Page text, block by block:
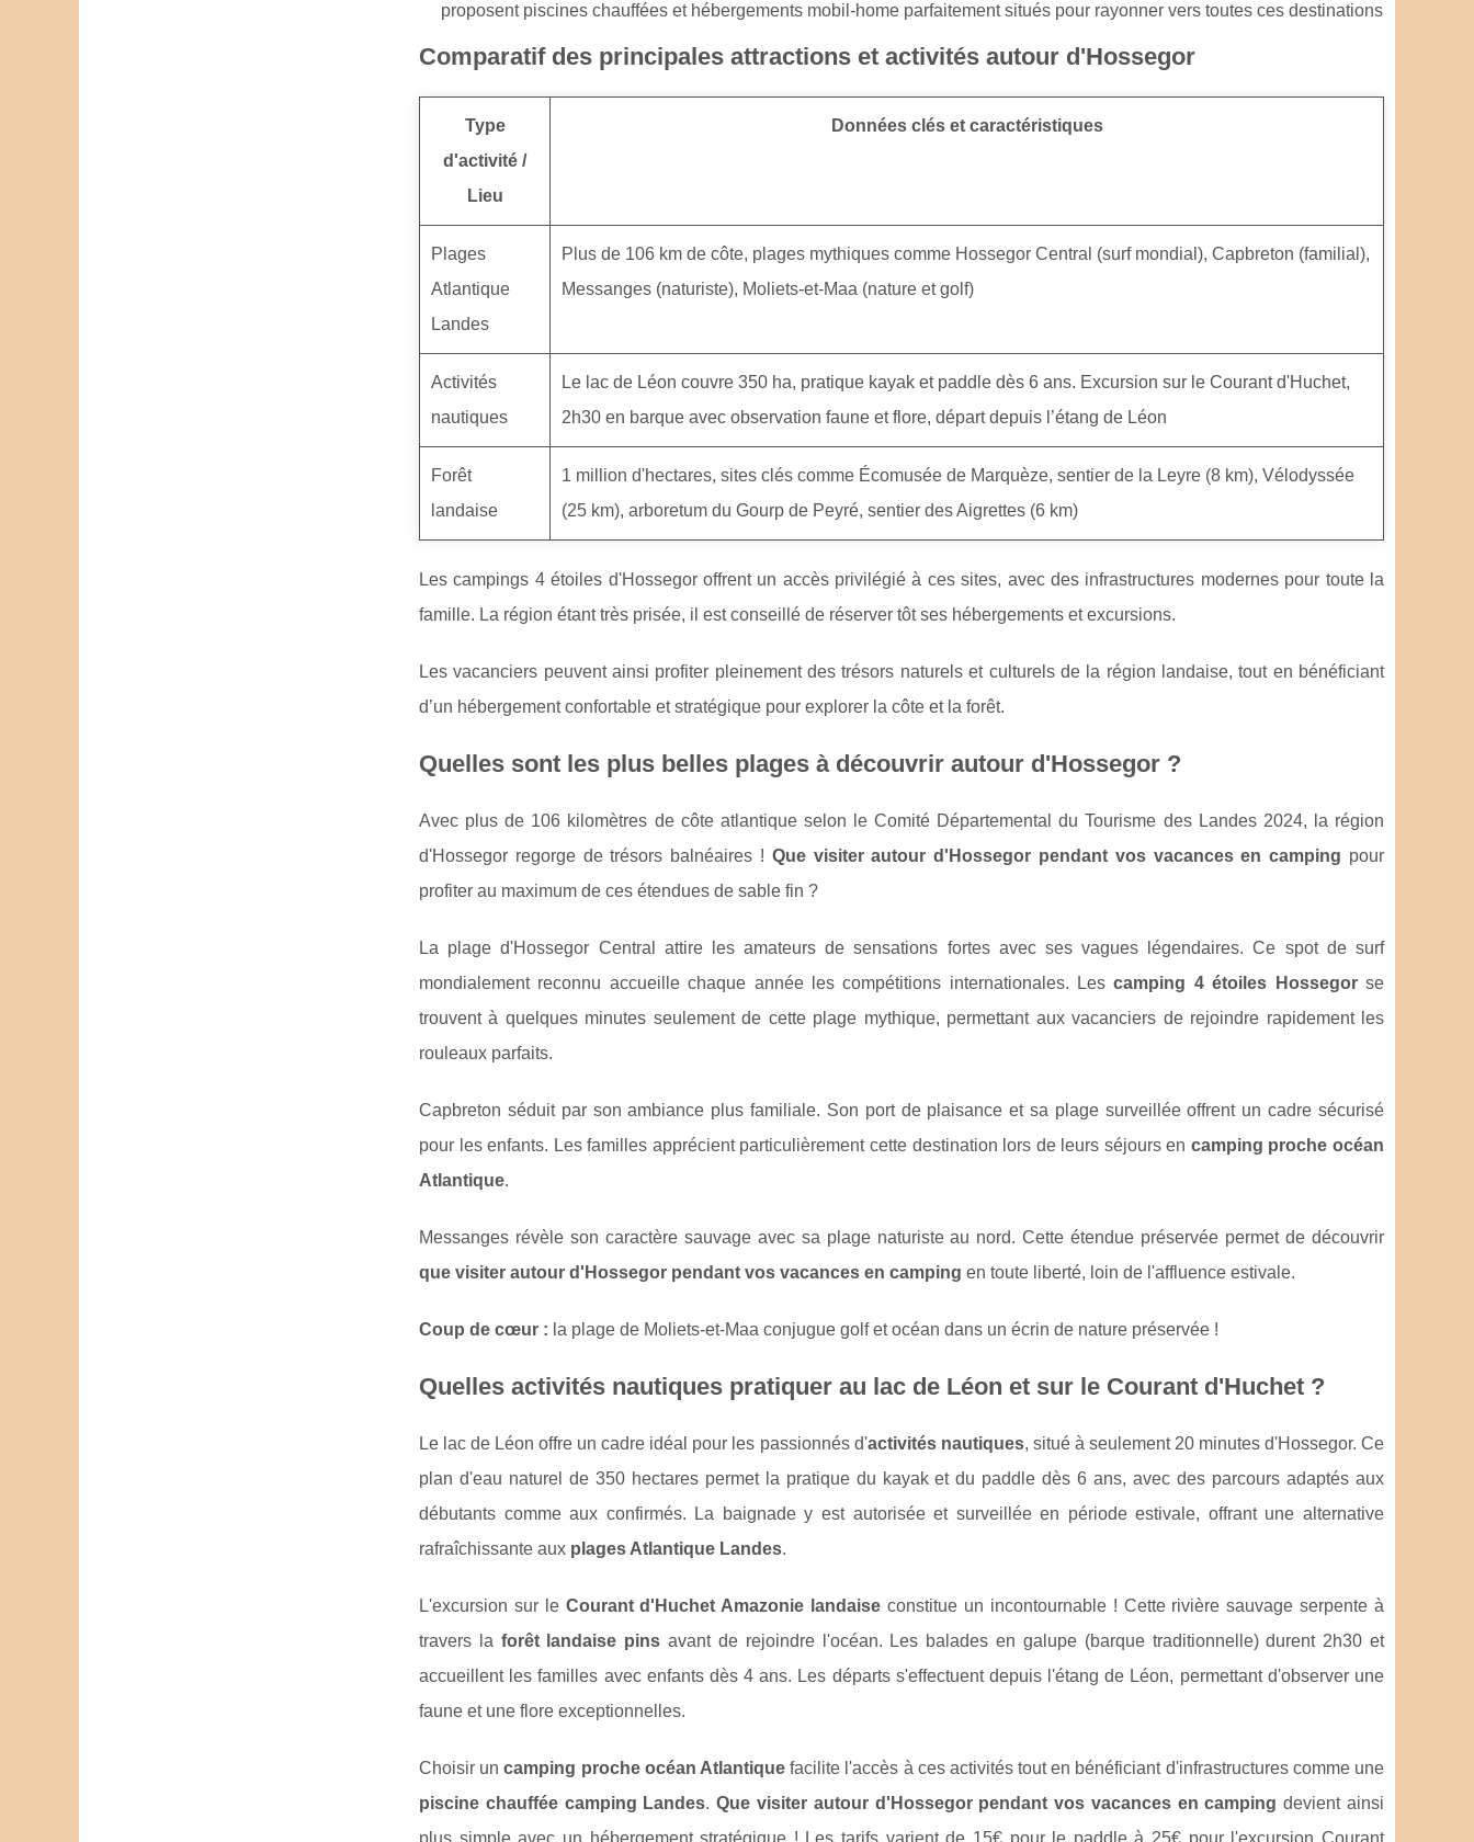
proposent piscines chauffées et hébergements mobil-home parfaitement situés pour rayonner vers toutes ces destinations
Comparatif des principales attractions et activités autour d'Hossegor
Type
d'activité /
Lieu
Données clés et caractéristiques
Plages
Atlantique
Landes
Plus de 106 km de côte, plages mythiques comme Hossegor Central (surf mondial), Capbreton (familial),
Messanges (naturiste), Moliets-et-Maa (nature et golf)
Activités
nautiques
Le lac de Léon couvre 350 ha, pratique kayak et paddle dès 6 ans. Excursion sur le Courant d'Huchet,
2h30 en barque avec observation faune et flore, départ depuis l’étang de Léon
Forêt
landaise
1 million d'hectares, sites clés comme Écomusée de Marquèze, sentier de la Leyre (8 km), Vélodyssée
(25 km), arboretum du Gourp de Peyré, sentier des Aigrettes (6 km)
Les campings 4 étoiles d'Hossegor offrent un accès privilégié à ces sites, avec des infrastructures modernes pour toute la
famille. La région étant très prisée, il est conseillé de réserver tôt ses hébergements et excursions.
Les vacanciers peuvent ainsi profiter pleinement des trésors naturels et culturels de la région landaise, tout en bénéficiant
d’un hébergement confortable et stratégique pour explorer la côte et la forêt.
Quelles sont les plus belles plages à découvrir autour d'Hossegor ?
Avec plus de 106 kilomètres de côte atlantique selon le Comité Départemental du Tourisme des Landes 2024, la région
d'Hossegor regorge de trésors balnéaires ! Que visiter autour d'Hossegor pendant vos vacances en camping pour
profiter au maximum de ces étendues de sable fin ?
La plage d'Hossegor Central attire les amateurs de sensations fortes avec ses vagues légendaires. Ce spot de surf
mondialement reconnu accueille chaque année les compétitions internationales. Lescamping 4 étoiles Hossegorse
trouvent à quelques minutes seulement de cette plage mythique, permettant aux vacanciers de rejoindre rapidement les
rouleaux parfaits.
Capbreton séduit par son ambiance plus familiale. Son port de plaisance et sa plage surveillée offrent un cadre sécurisé
pour les enfants. Les familles apprécient particulièrement cette destination lors de leurs séjours en camping proche océan
Atlantique.
Messanges révèle son caractère sauvage avec sa plage naturiste au nord. Cette étendue préservée permet de découvrir
que visiter autour d'Hossegor pendant vos vacances en camping en toute liberté, loin de l'affluence estivale.
Coup de cœur : la plage de Moliets-et-Maa conjugue golf et océan dans un écrin de nature préservée !
Quelles activités nautiques pratiquer au lac de Léon et sur le Courant d'Huchet ?
Le lac de Léon offre un cadre idéal pour les passionnés d'activités nautiques, situé à seulement 20 minutes d'Hossegor. Ce
plan d'eau naturel de 350 hectares permet la pratique du kayak et du paddle dès 6 ans, avec des parcours adaptés aux
débutants comme aux confirmés. La baignade y est autorisée et surveillée en période estivale, offrant une alternative
rafraîchissante aux plages Atlantique Landes.
L'excursion sur le Courant d'Huchet Amazonie landaise constitue un incontournable ! Cette rivière sauvage serpente à
travers la forêt landaise pins avant de rejoindre l'océan. Les balades en galupe (barque traditionnelle) durent 2h30 et
accueillent les familles avec enfants dès 4 ans. Les départs s'effectuent depuis l'étang de Léon, permettant d'observer une
faune et une flore exceptionnelles.
Choisir uncamping proche océan Atlantiquefacilite l'accès à ces activités tout en bénéficiant d'infrastructures comme une
piscine chauffée camping Landes.Que visiter autour d'Hossegor pendant vos vacances en camping devient ainsi
plus simple avec un hébergement stratégique ! Les tarifs varient de 15€ pour le paddle à 25€ pour l'excursion Courant